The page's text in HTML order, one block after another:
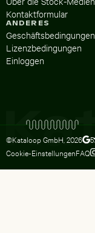
Kontaktformular
ANDERES
Geschäftsbedingungen
Lizenzbedingungen
Einloggen
©Kataloop GmbH, 2026 5
Cookie-EinstellungenFAQ